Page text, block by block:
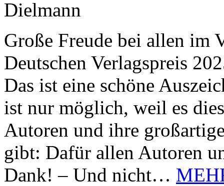
Große Freude bei allen im
Deutschen Verlagspreis
Das ist eine schöne
ist nur möglich, weil es
Autoren und ihre
gibt: Dafür allen Autoren
Dank! – Und nicht…